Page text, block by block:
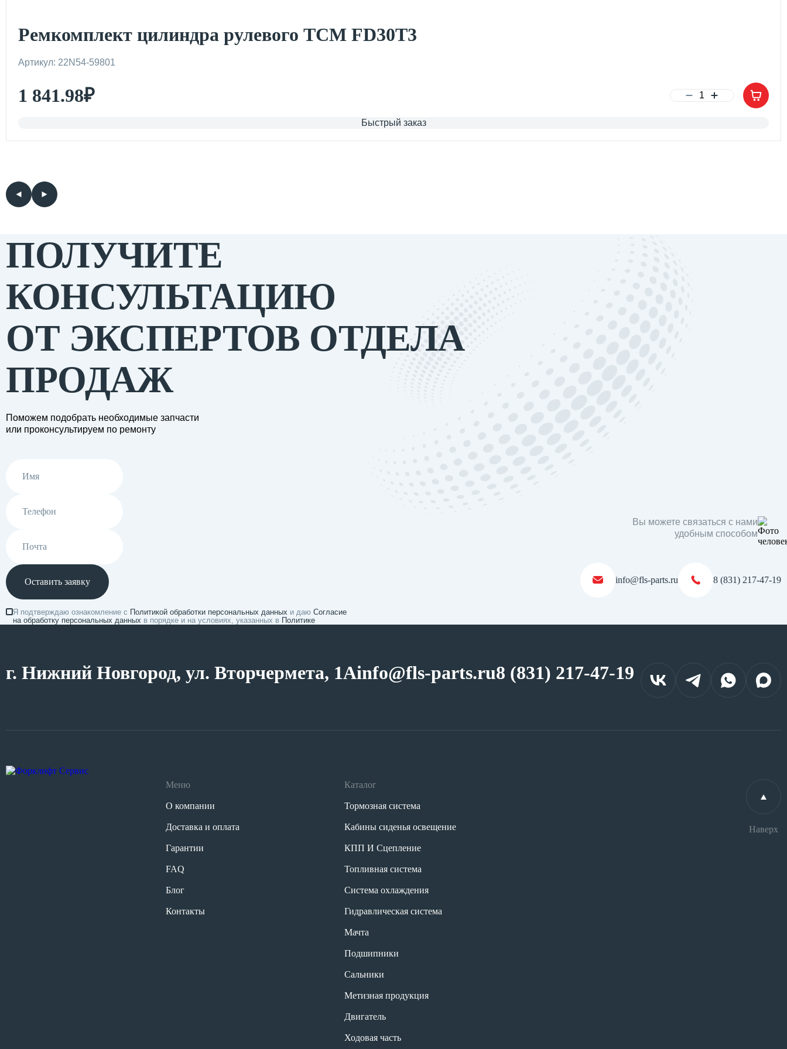
Ремкомплект цилиндра рулевого TCM FD30T3
Артикул: 22N54-59801
1 841.98₽
Быстрый заказ
ПОЛУЧИТЕ
КОНСУЛЬТАЦИЮ
ОТ ЭКСПЕРТОВ ОТДЕЛА
ПРОДАЖ
Поможем подобрать необходимые запчасти
или проконсультируем по ремонту
Оставить заявку
Я подтверждаю ознакомление с Политикой обработки персональных данных и даюСогласие
на обработку персональных данных в порядке и на условиях, указанных в Политике
Вы можете связаться с нами
удобным способом
info@fls-parts.ru 8 (831) 217-47-19
г. Нижний Новгород, ул. Вторчермета, 1Аinfo@fls-parts.ru8 (831) 217-47-19
Меню
О компании
Доставка и оплата
Гарантии
FAQ
Блог
Контакты
Каталог
Тормозная система
Кабины сиденья освещение
КПП И Сцепление
Топливная система
Система охлаждения
Гидравлическая система
Мачта
Подшипники
Сальники
Метизная продукция
Двигатель
Ходовая часть
Наверх